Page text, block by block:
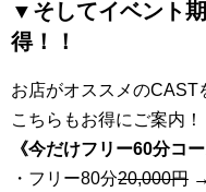
▼そしてイベント
得！！
お店がオススメのCAST
こちらもお得にご案内！
《今だけフリー60分コ
・フリー80分20,000円